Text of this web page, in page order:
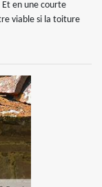
en une courte
viable si la toiture